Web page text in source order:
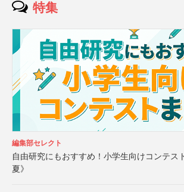
特集
編集部セレクト
自由研究にもおすすめ！小学生向けコンテス
夏》